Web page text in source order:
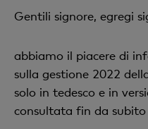
Gentili signore, egregi
abbiamo il piacere di
sulla gestione 2022
solo in tedesco e in
consultata fin da